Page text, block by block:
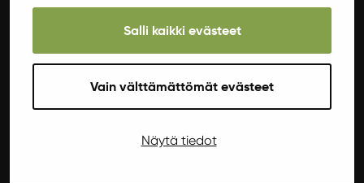
Salli kaikki evästeet
Vain välttämättömät evästeet
Näytä tiedot
IG: @tiikerin_vuosi|Youtube